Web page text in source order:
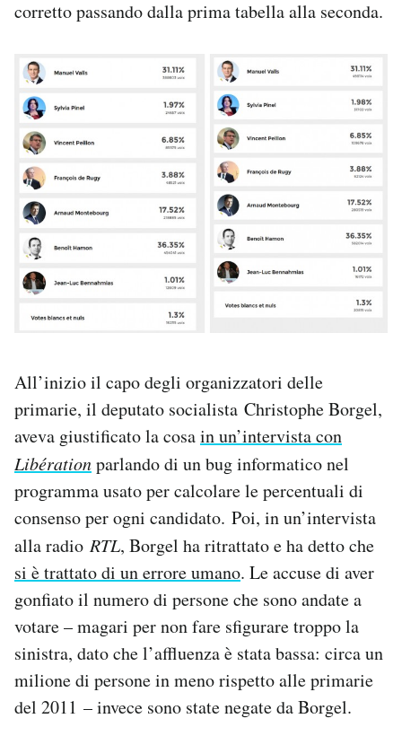
corretto passando dalla prima tabella alla seconda.
All’inizio il capo degli organizzatori delle
primarie, il deputato socialista Christophe Borgel,
aveva giustificato la cosain un’intervista con
Libérationparlando di un bug informatico nel
programma usato per calcolare le percentuali di
consenso per ogni candidato. Poi, in un’intervista
alla radio RTL, Borgel ha ritrattato e ha detto che
si è trattato di un errore umano. Le accuse di aver
gonfiato il numero di persone che sono andate a
votare – magari per non fare sfigurare troppo la
sinistra, dato che l’affluenza è stata bassa: circa un
milione di persone in meno rispetto alle primarie
del 2011 – invece sono state negate da Borgel.